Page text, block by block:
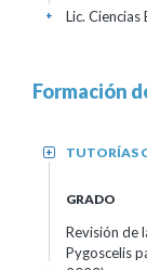
Lic. Ciencias
+
Formación
TUTORÍAS
+
GRADO
Revisión de
Pygoscelis